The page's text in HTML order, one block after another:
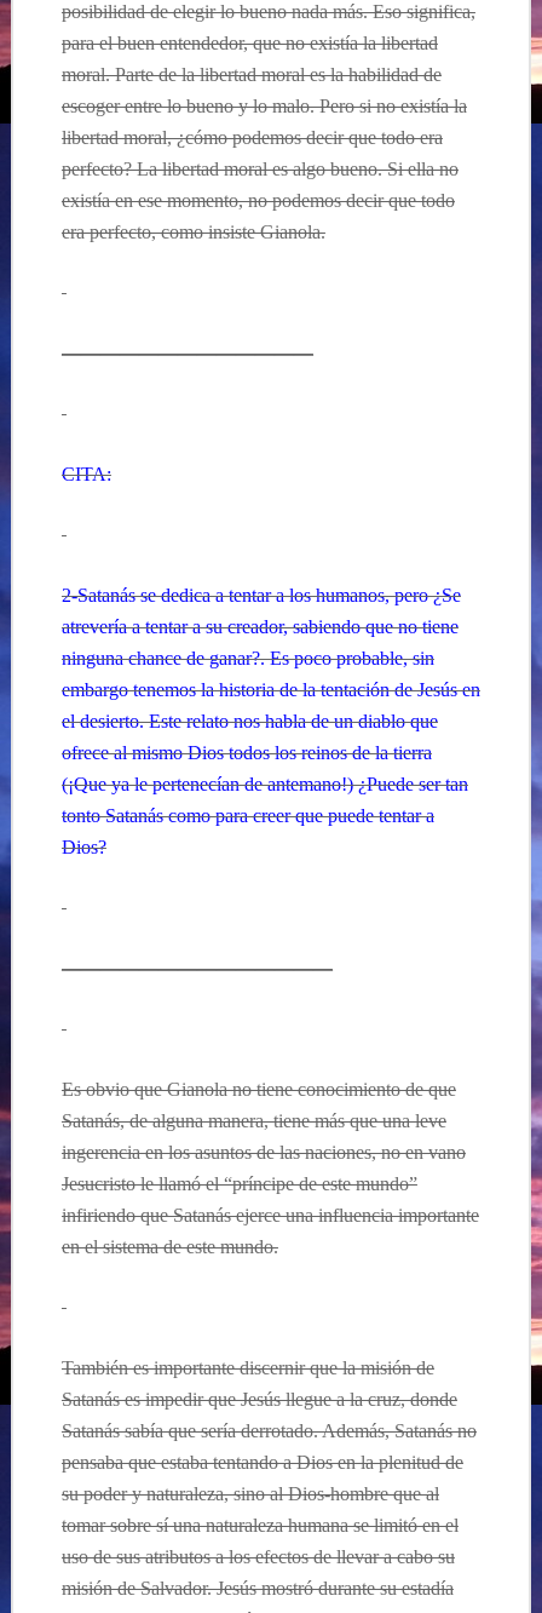
posibilidad de elegir lo bueno nada más. Eso significa,
para el buen entendedor, que no existía la libertad
moral. Parte de la libertad moral es la habilidad de
escoger entre lo bueno y lo malo. Pero si no existía la
libertad moral, ¿cómo podemos decir que todo era
perfecto? La libertad moral es algo bueno. Si ella no
existía en ese momento, no podemos decir que todo
era perfecto, como insiste Gianola.
—————————————
CITA:
2-Satanás se dedica a tentar a los humanos, pero ¿Se
atrevería a tentar a su creador, sabiendo que no tiene
ninguna chance de ganar?. Es poco probable, sin
embargo tenemos la historia de la tentación de Jesús en
el desierto. Este relato nos habla de un diablo que
ofrece al mismo Dios todos los reinos de la tierra
(¡Que ya le pertenecían de antemano!) ¿Puede ser tan
tonto Satanás como para creer que puede tentar a
Dios?
——————————————
Es obvio que Gianola no tiene conocimiento de que
Satanás, de alguna manera, tiene más que una leve
ingerencia en los asuntos de las naciones, no en vano
Jesucristo le llamó el “príncipe de este mundo”
infiriendo que Satanás ejerce una influencia importante
en el sistema de este mundo.
También es importante discernir que la misión de
Satanás es impedir que Jesús llegue a la cruz, donde
Satanás sabía que sería derrotado. Además, Satanás no
pensaba que estaba tentando a Dios en la plenitud de
su poder y naturaleza, sino al Dios-hombre que al
tomar sobre sí una naturaleza humana se limitó en el
uso de sus atributos a los efectos de llevar a cabo su
misión de Salvador. Jesús mostró durante su estadía